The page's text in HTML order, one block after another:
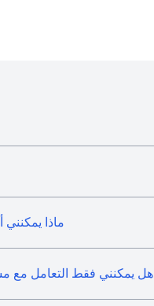
ماذا
هل يمكنني فقط التعامل مع